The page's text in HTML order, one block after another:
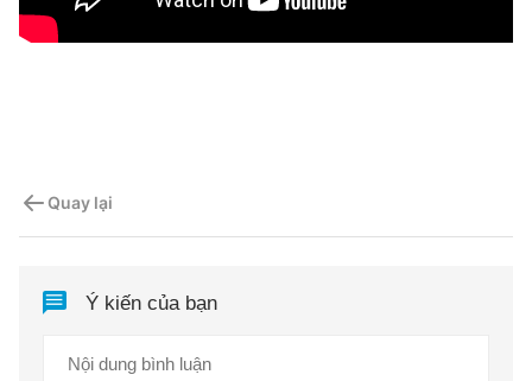
Quay lại
Ý kiến của bạn